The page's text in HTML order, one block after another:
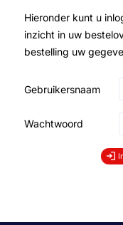
Hieronder kunt u
inzicht in uw
bestelling uw
Gebruikersnaam
Wachtwoord